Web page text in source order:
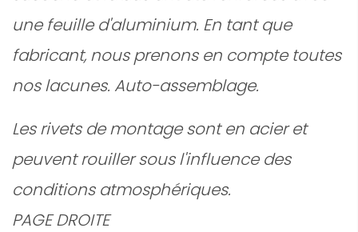
une feuille d'aluminium. En tant que
fabricant, nous prenons en compte toutes
nos lacunes. Auto-assemblage.
Les rivets de montage sont en acier et
peuvent rouiller sous l'influence des
conditions atmosphériques.
PAGE DROITE